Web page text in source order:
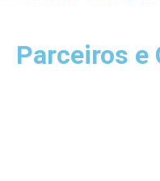
Parceiros e